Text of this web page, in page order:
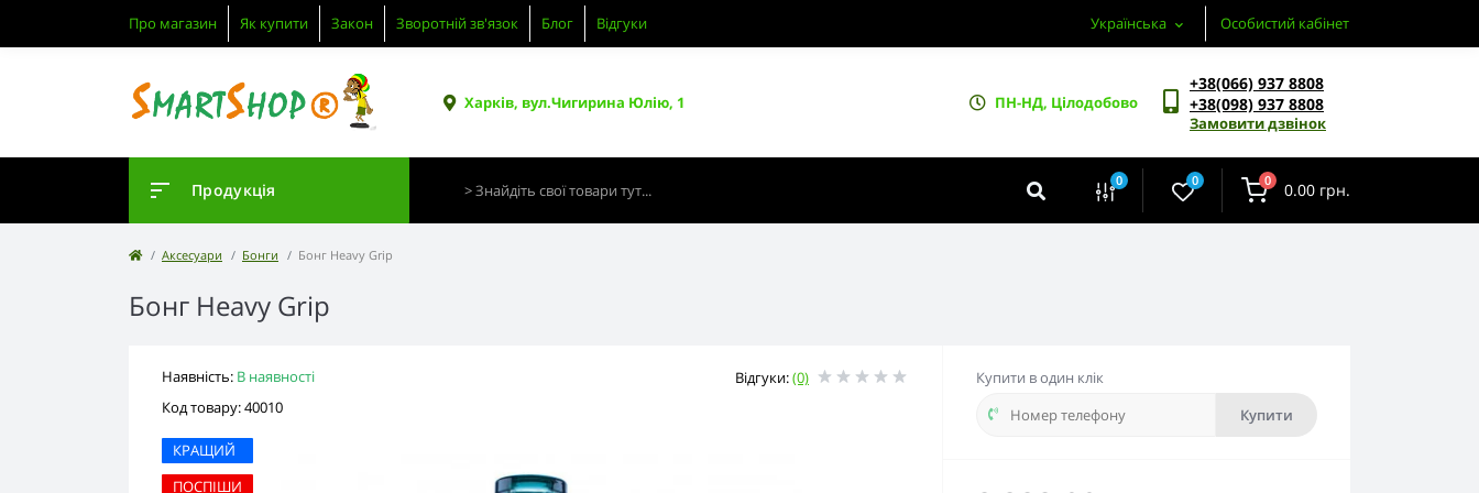
Про магазин Як купити Закон Зворотній зв'язок Блог Відгуки Українська Особистий кабінет
Харків, вул.Чигирина Юлію, 1 ПН-НД, Цілодобово
+38(066) 937 8808
+38(098) 937 8808
Замовити дзвінок
Продукція 0 0 0 0.00 грн.
Аксесуари Бонги Бонг Heavy Grip
Бонг Heavy Grip
Наявність: В наявності
Код товару: 40010
Відгуки:(0)
КРАЩИЙ
ПОСПІШИ
Купити в один клік
Купити